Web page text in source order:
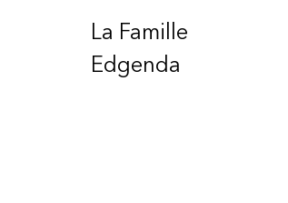
La Famille
Edgenda